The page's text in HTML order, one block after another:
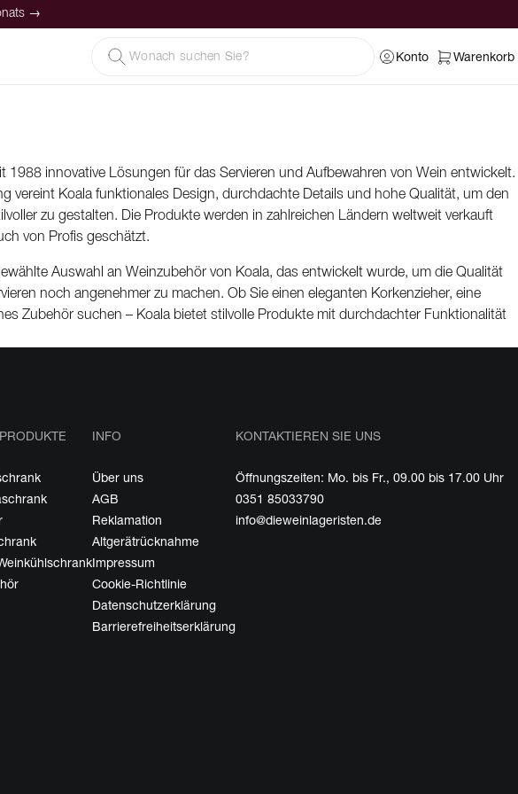
→
Konto Warenkorb
1988 innovative Lösungen für das Servieren und Aufbewahren von Wein entwickelt.
vereint Koala funktionales Design, durchdachte Details und hohe Qualität, um den
zu gestalten. Die Produkte werden in zahlreichen Ländern weltweit verkauft
von Profis geschätzt.
Auswahl an Weinzubehör von Koala, das entwickelt wurde, um die Qualität
noch angenehmer zu machen. Ob Sie einen eleganten Korkenzieher, eine
Zubehör suchen – Koala bietet stilvolle Produkte mit durchdachter Funktionalität
INFO
Über uns
AGB
Reklamation
Altgerätrücknahme
Impressum
Cookie-Richtlinie
Datenschutzerklärung
Barrierefreiheitserklärung
KONTAKTIEREN SIE UNS
Öffnungszeiten: Mo. bis Fr., 09.00 bis 17.00 Uhr
0351 85033790
info@dieweinlageristen.de